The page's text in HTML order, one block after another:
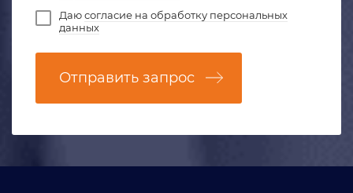
Даюсогласие на обработку персональных
данных
Отправить запрос